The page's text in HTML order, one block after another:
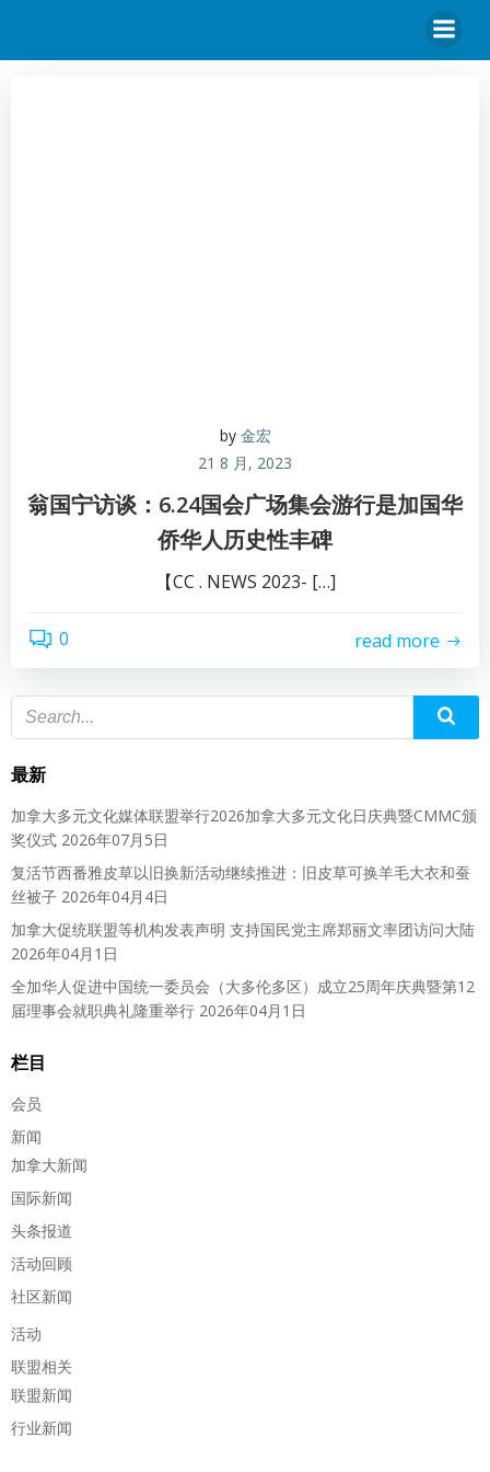
by 金宏
21 8 月, 2023
翁国宁访谈：6.24国会广场集会游行是加国华
侨华人历史性丰碑
【CC . NEWS 2023- […]
0 read more
最新
加拿大多元文化媒体联盟举行2026加拿大多元文化日庆典暨CMMC颁
奖仪式 2026年07月5日
复活节西番雅皮草以旧换新活动继续推进：旧皮草可换羊毛大衣和蚕
丝被子 2026年04月4日
加拿大促统联盟等机构发表声明 支持国民党主席郑丽文率团访问大陆
2026年04月1日
全加华人促进中国统一委员会（大多伦多区）成立25周年庆典暨第12
届理事会就职典礼隆重举行 2026年04月1日
栏目
会员
新闻
加拿大新闻
国际新闻
头条报道
活动回顾
社区新闻
活动
联盟相关
联盟新闻
行业新闻